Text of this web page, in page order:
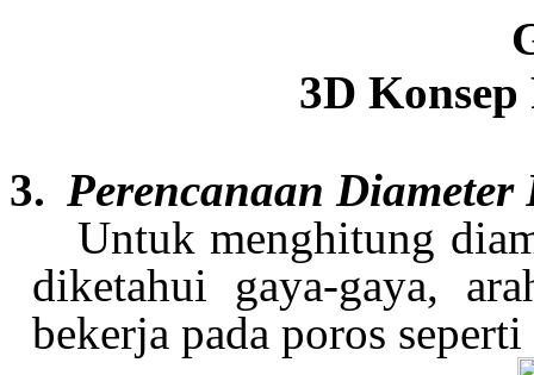
3D
3. Perencanaan Diameter
Untuk menghitung
diketahui gaya-gaya,
bekerja pada poros